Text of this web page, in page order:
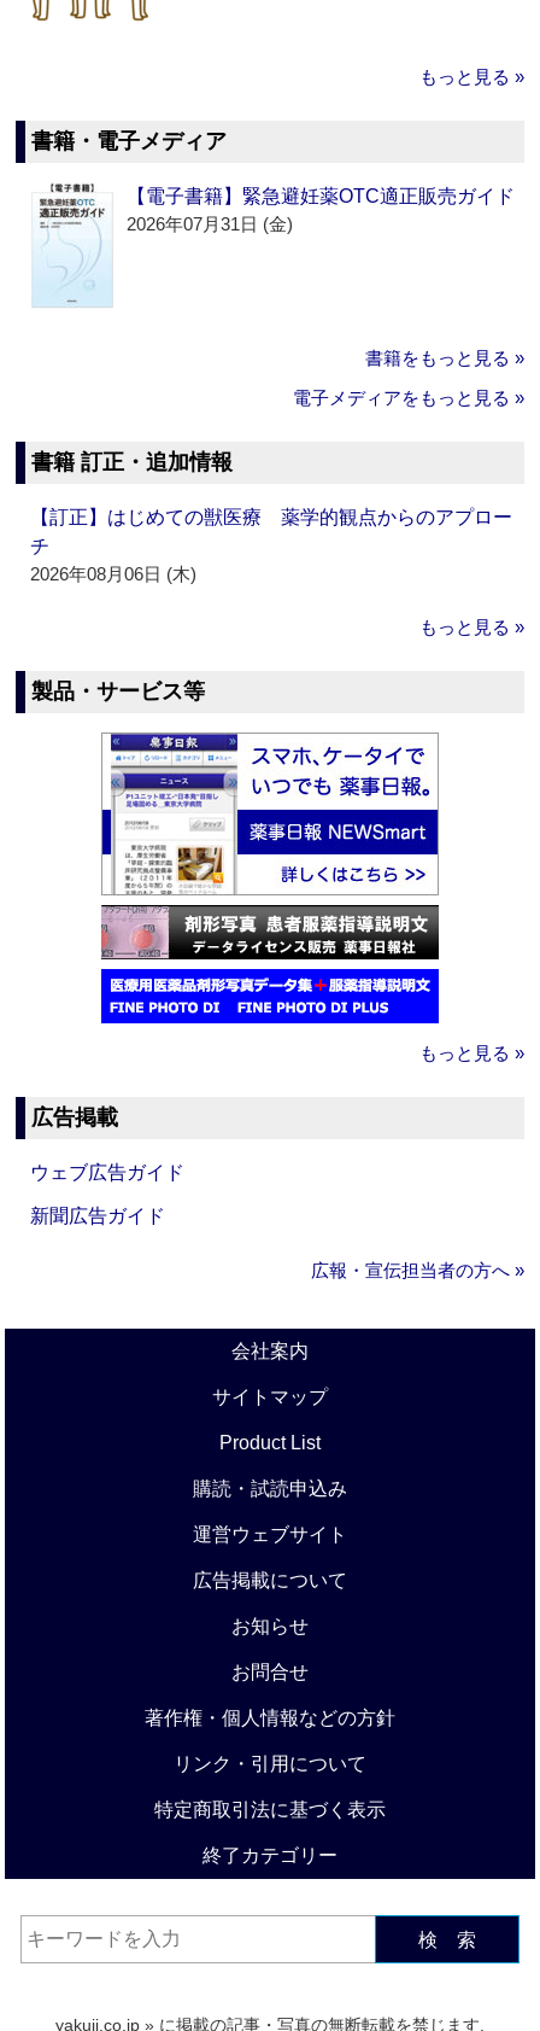
もっと見る »
書籍・電子メディア
【電子書籍】緊急避妊薬OTC適正販売ガイド
2026年07月31日 (金)
書籍をもっと見る »
電子メディアをもっと見る »
書籍 訂正・追加情報
【訂正】はじめての獣医療 薬学的観点からのアプロー
チ
2026年08月06日 (木)
もっと見る »
製品・サービス等
もっと見る »
広告掲載
ウェブ広告ガイド
新聞広告ガイド
広報・宣伝担当者の方へ »
会社案内
サイトマップ
Product List
購読・試読申込み
運営ウェブサイト
広告掲載について
お知らせ
お問合せ
著作権・個人情報などの方針
リンク・引用について
特定商取引法に基づく表示
終了カテゴリー
検 索
yakuji.co.jp » に掲載の記事・写真の無断転載を禁じます.